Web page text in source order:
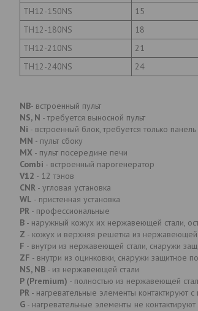
TH12-150NS
15
TH12-180NS
18
TH12-210NS
21
TH12-240NS
24
NB- встроенный пульт
NS, N - требуется выносной пульт
Ni - встроенный блок, требуется только панель
MN - пульт сбоку
MX - пульт посередине печи
Combi - встроенный парогенератор
V12 - 12 тэнов
CNR - угловая установка
WL - пристенная установка
PR - профессиональные
В - наружный кожух их нержавеющей стали,
Z - кожух и верхняя решетка из нержавеющей
F - внутри из нержавеющей стали, снаружи
ZF - внутри из оцинковки, снаружи защитное
NS, NB - из нержавеющей стали
P (Premium) - полностью из нержавеющей
PR - нагревательные элементы контактируют с
G - нагревательные элементы не